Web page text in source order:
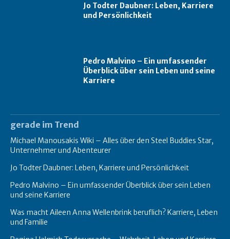
Jo Todter Daubner: Leben, Karriere
und Persönlichkeit
Pedro Malvino – Ein umfassender
Überblick über sein Leben und seine
Karriere
gerade im Trend
Michael Manousakis Wiki – Alles über den Steel Buddies Star,
Unternehmer und Abenteurer
Jo Todter Daubner: Leben, Karriere und Persönlichkeit
Pedro Malvino – Ein umfassender Überblick über sein Leben
und seine Karriere
Was macht Aileen Anna Wellenbrink beruflich? Karriere, Leben
und Familie